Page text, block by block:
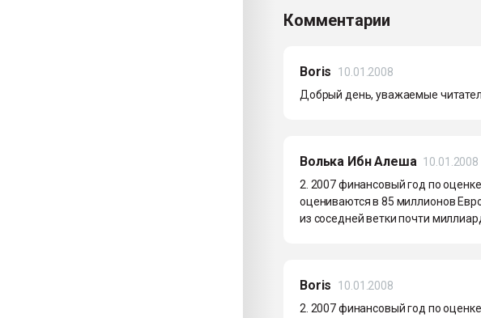
Комментарии
Boris
10.01.2008
Добрый день, уважаемые
Волька Ибн Алеша 10.01.2008
2. 2007 финансовый год по
оцениваются в 85 миллионов
из соседней ветки почти
Boris
10.01.2008
2. 2007 финансовый год по